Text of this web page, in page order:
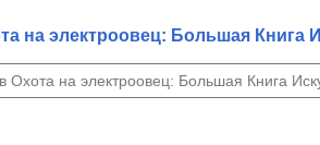
на электроовец: Большая Книга